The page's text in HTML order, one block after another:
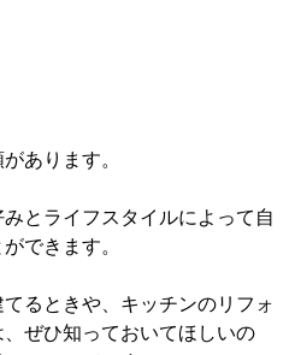
あります。
とライフスタイルによって自
できます。
るときや、キッチンのリフォ
ぜひ知っておいてほしいの